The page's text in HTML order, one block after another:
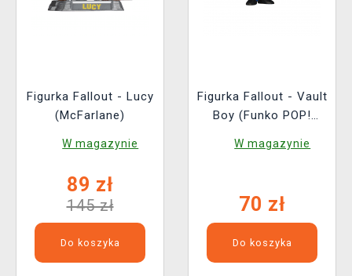
Figurka Fallout - Lucy
(McFarlane)
W magazynie
89 zł
145 zł
Do koszyka
Figurka Fallout - Vault
Boy (Funko POP!
W magazynie
70 zł
Do koszyka